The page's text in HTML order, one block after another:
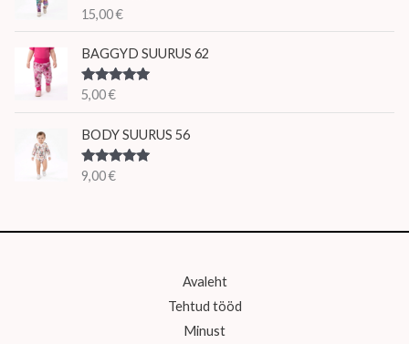
Hinnanguga
5.00
15,00€
BAGGYD SUURUS 62
Hinnanguga
5.00
5,00€
BODY SUURUS 56
Hinnanguga
5.00
9,00€
Avaleht
Tehtud tööd
Minust